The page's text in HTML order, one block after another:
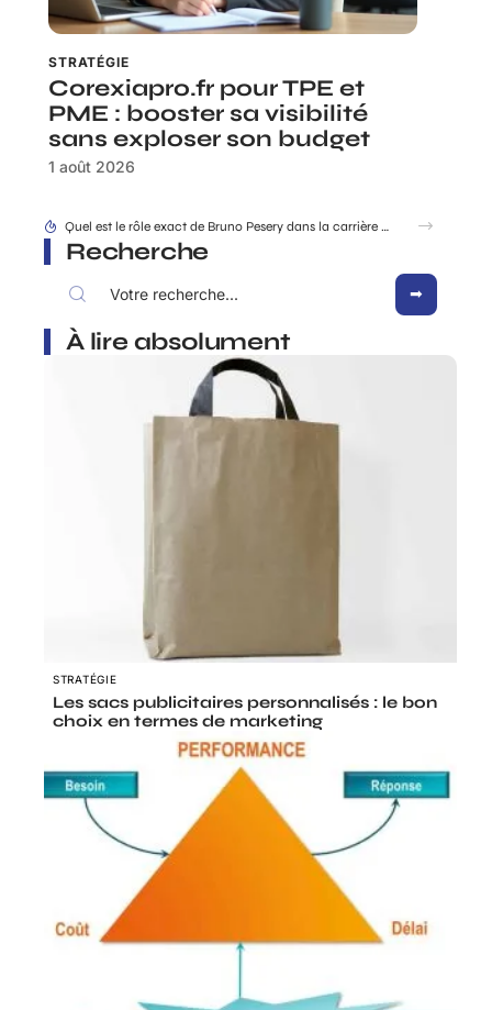
STRATÉGIE
Corexiapro.fr pour TPE et
PME : booster sa visibilité
sans exploser son budget
1 août 2026
Facture simplifie-ta-compta.fr : les mentions obligatoires à ne surtout pas oublier
Recherche
À lire absolument
STRATÉGIE
Les sacs publicitaires personnalisés : le bon
choix en termes de marketing